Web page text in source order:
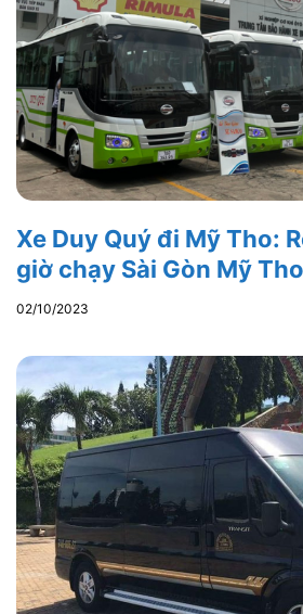
Xe Duy Quý đi Mỹ Tho:
giờ chạy Sài Gòn Mỹ
02/10/2023